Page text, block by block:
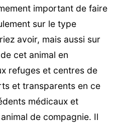
important de faire
sur le type
avoir, mais aussi sur
cet animal en
refuges et centres de
et transparents en ce
médicaux et
de compagnie. Il